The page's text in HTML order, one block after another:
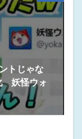
トじゃな
妖怪ウォ